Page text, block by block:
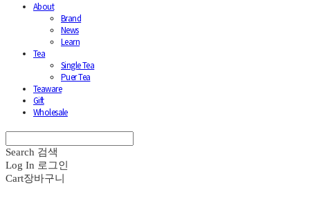
About
Brand
News
Learn
Tea
Single Tea
Puer Tea
Teaware
Gift
Wholesale
Search 검색
Log In 로그인
Cart장바구니